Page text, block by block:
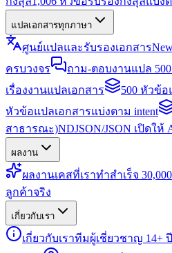
แปลเอกสารทุกภาษา
ศูนย์แปลและรับรองเอกสาร
ครบวงจร
ถาม-ตอบงานแปล
เรื่องงานแปลเอกสาร
500 หัวข้
หัวข้อแปลเอกสารแบ่งตาม intent
สาธารณะ)NDJSON/JSON เปิดใ
ผลงาน
ผลงานเคสที่เราทำสำเร็จ
ลูกค้าจริง
เกี่ยวกับเรา
เกี่ยวกับเราทีมผู้เชี่ยวชาญ 14+ ปี